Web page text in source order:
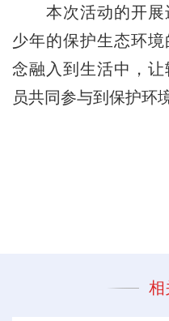
本次活动的开展
少年的保护生态环
念融入到生活中，
员共同参与到保护环
相